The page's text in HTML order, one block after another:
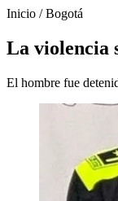
Inicio /Bogotá
La violencia
El hombre fue